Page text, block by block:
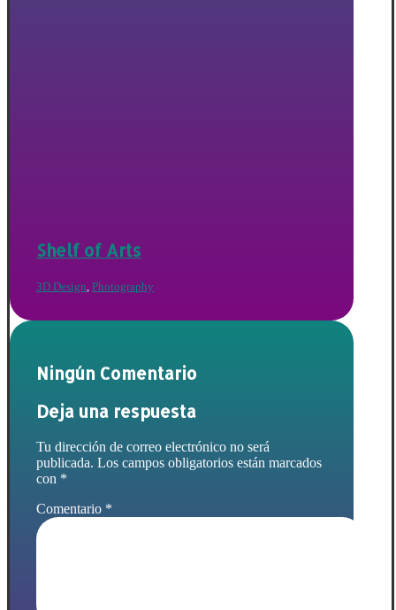
Shelf of Arts
3D Design Photography
Ningún Comentario
Deja una respuesta
Tu dirección de correo electrónico no será
publicada. Los campos obligatorios están marcados
con *
Comentario *